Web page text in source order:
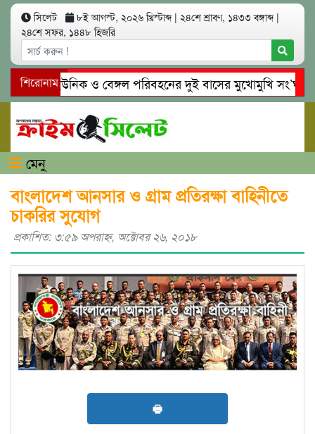
সিলেট ৮ই আগস্ট, ২০২৬ খ্রিস্টাব্দ | ২৪শে শ্রাবণ, ১৪৩৩ বঙ্গাব্দ |
২৪শে সফর, ১৪৪৮ হিজরি
শিরোনাম
ইউনিক ও বেঙ্গল পরিবহনের দুই বাসের মুখোমুখি সং’ঘ’র্ষে
প্রেমের ফাঁদে তরুণী পাচার: মাদকাসক্ত রিমালকে
মেনু
বাংলাদেশ আনসার ও গ্রাম প্রতিরক্ষা বাহিনীতে
চাকরির সুযোগ
প্রকাশিত: ৩:৫৯ অপরাহ্ণ, অক্টোবর ২৬, ২০১৮
🖶